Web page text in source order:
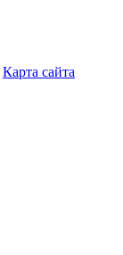
Карта сайта